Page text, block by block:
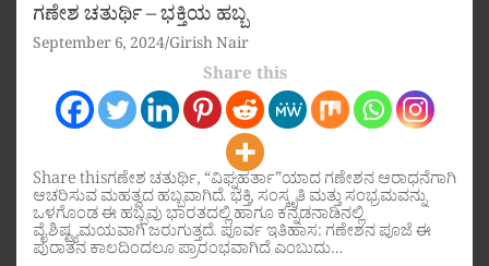
ಗಣೇಶ ಚತುರ್ಥಿ – ಭಕ್ತಿಯ ಹಬ್ಬ
September 6, 2024 Girish Nair
Share this
Share thisಗಣೇಶ ಚತುರ್ಥಿ, “ವಿಘ್ನಹರ್ತಾ”ಯಾದ ಗಣೇಶನ ಆರಾಧನೆಗಾಗಿ
ಆಚರಿಸುವ ಮಹತ್ವದ ಹಬ್ಬವಾಗಿದೆ. ಭಕ್ತಿ, ಸಂಸ್ಕೃತಿ ಮತ್ತು ಸಂಭ್ರಮವನ್ನು
ಒಳಗೊಂಡ ಈ ಹಬ್ಬವು ಭಾರತದಲ್ಲಿ ಹಾಗೂ ಕನ್ನಡನಾಡಿನಲ್ಲಿ
ವೈಶಿಷ್ಟ್ಯಮಯವಾಗಿ ಜರುಗುತ್ತದೆ. ಪೂರ್ವ ಇತಿಹಾಸ: ಗಣೇಶನ ಪೂಜೆ ಈ
ಪುರಾತನ ಕಾಲದಿಂದಲೂ ಪ್ರಾರಂಭವಾಗಿದೆ ಎಂಬುದು…